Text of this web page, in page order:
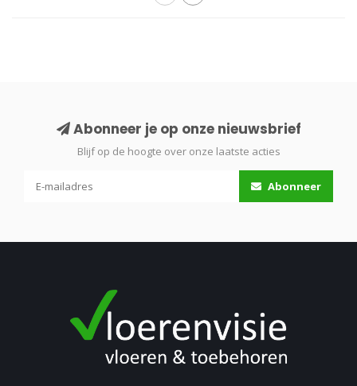
Abonneer je op onze nieuwsbrief
Blijf op de hoogte over onze laatste acties
Abonneer